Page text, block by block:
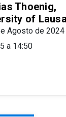
Thoenig,
of
Agosto de 2024
a 14:50